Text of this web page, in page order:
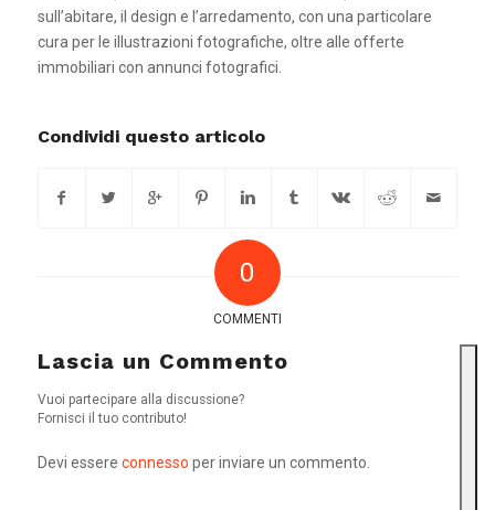
sull’abitare, il design e l’arredamento, con una particolare
cura per le illustrazioni fotografiche, oltre alle offerte
immobiliari con annunci fotografici.
Condividi questo articolo
0
COMMENTI
Lascia un Commento
Vuoi partecipare alla discussione?
Fornisci il tuo contributo!
Devi essere connesso per inviare un commento.